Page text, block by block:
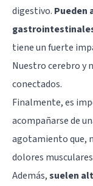
digestivo. Pueden
tiene un fuerte
Nuestro cerebro y
conectados.
Finalmente, es
acompañarse de
agotamiento que,
dolores
Además,suelen